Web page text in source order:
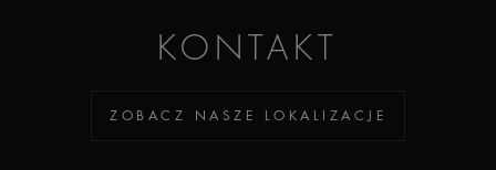
KONTAKT
ZOBACZ NASZE LOKALIZACJE